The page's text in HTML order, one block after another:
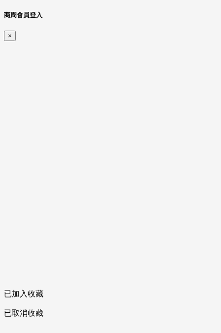
商周會員登入
×
已加入收藏
已取消收藏